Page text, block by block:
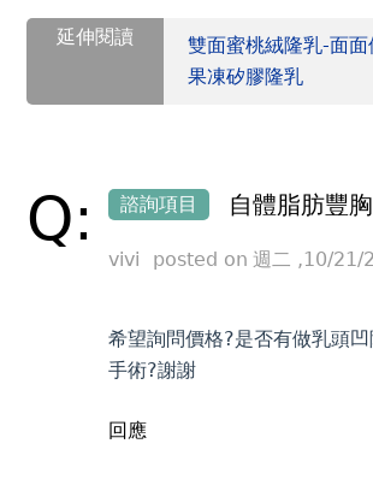
延伸閱讀
雙面蜜桃絨隆乳-面
果凍矽膠隆乳
Q: 諮詢項目 自體脂肪豐胸
vivi posted on 週二 ,10/21/
希望詢問價格?是否有做乳頭
手術?謝謝
回應